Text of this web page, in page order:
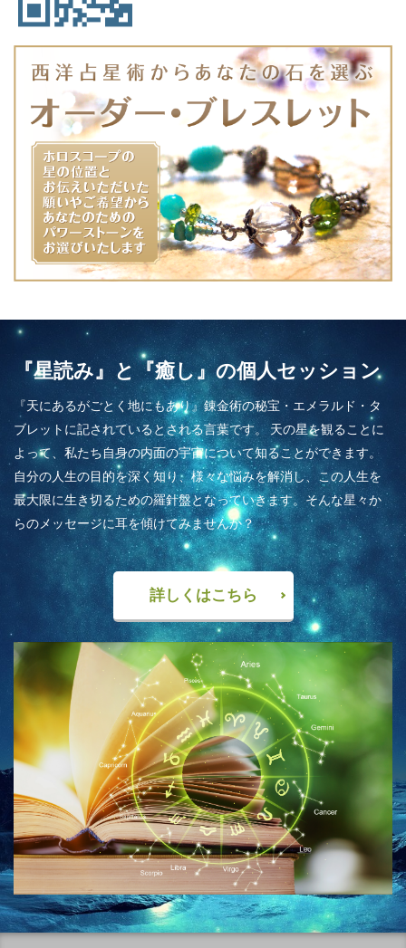
『星読み』と『癒し』の個人セッション
『天にあるがごとく地にもあり』錬金術の秘宝・エメラルド・タ
ブレットに記されているとされる言葉です。 天の星を観ることに
よって、私たち自身の内面の宇宙について知ることができます。
自分の人生の目的を深く知り、様々な悩みを解消し、この人生を
最大限に生き切るための羅針盤となっていきます。そんな星々か
らのメッセージに耳を傾けてみませんか？
詳しくはこちら